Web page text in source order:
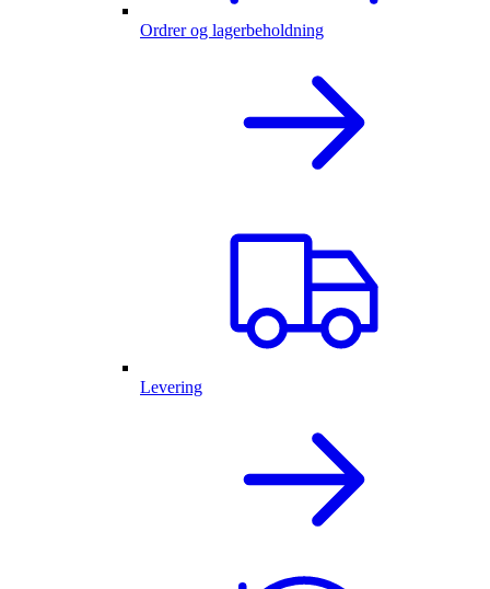
Ordrer og lagerbeholdning
Levering